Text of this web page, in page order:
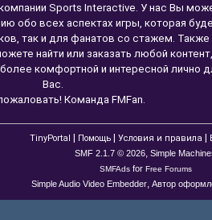
Sports Interactive. У нас Вы
обо всех аспектах игры, которая
так и для фанатов со стажем. Также
найти или заказать любой контент,
комфортной и интересной лично
Вас.
Команда FMFan.
TinyPortal Помощь Условия и правила
SMF 2.1.7 © 2026, Simple
SMFAdsfor Free Forums
Simple Audio Video Embedder, Автор